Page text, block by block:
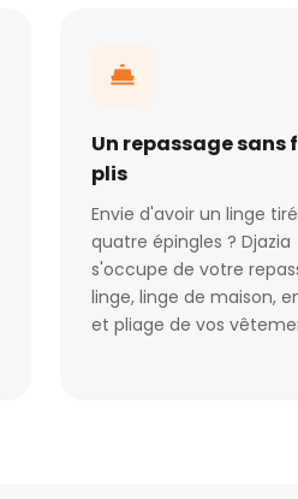
Un repassage sans
plis
Envie d'avoir un linge
quatre épingles ? Djazia
s'occupe de votre
linge, linge de maison,
et pliage de vos